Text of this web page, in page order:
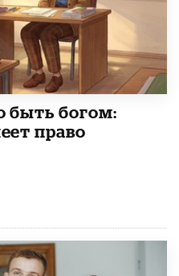
быть богом:
право